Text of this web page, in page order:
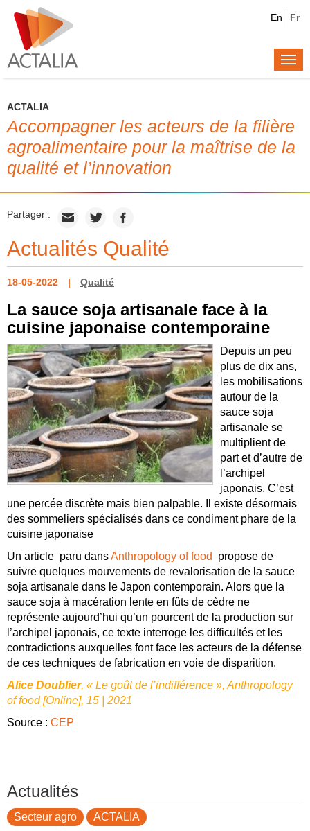
Fr
En
ACTALIA
Accompagner les acteurs de la filière
agroalimentaire pour la maîtrise de la
qualité et l’innovation
Partager :
Actualités Qualité
18-05-2022 Qualité
La sauce soja artisanale face à la
cuisine japonaise contemporaine
Depuis un peu
plus de dix ans,
les mobilisations
autour de la
sauce soja
artisanale se
multiplient de
part et d’autre de
l’archipel
japonais. C’est
une percée discrète mais bien palpable. Il existe désormais
des sommeliers spécialisés dans ce condiment phare de la
cuisine japonaise
Un article paru dansAnthropology of food
propose de
suivre quelques mouvements de revalorisation de la sauce
soja artisanale dans le Japon contemporain. Alors que la
sauce soja à macération lente en fûts de cèdre ne
représente aujourd’hui qu’un pourcent de la production sur
l’archipel japonais, ce texte interroge les difficultés et les
contradictions auxquelles font face les acteurs de la défense
de ces techniques de fabrication en voie de disparition.
Alice Doublier, « Le goût de l’indifférence », Anthropology
of food [Online], 15 | 2021
Source : CEP
Actualités
Secteur agro ACTALIA